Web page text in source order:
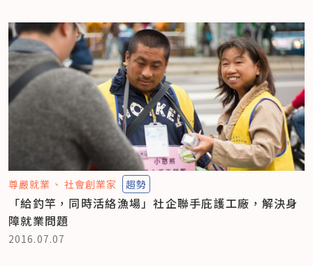
尊嚴就業 社會創業家 趨勢
「給釣竿，同時活絡漁場」社企聯手庇護工廠，解決身
障就業問題
2016.07.07